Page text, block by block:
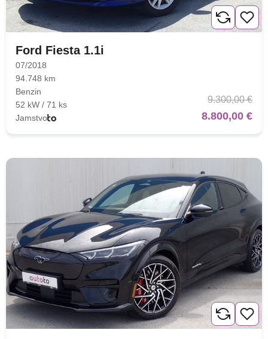
Ford Fiesta 1.1i
07/2018
94.748 km
Benzin
52 kW / 71 ks
Jamstvo
9.300,00 €
8.800,00 €